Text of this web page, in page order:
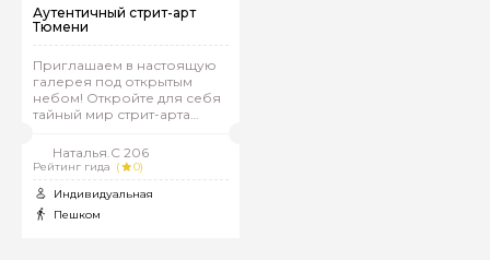
Аутентичный стрит-арт
Тюмени
Приглашаем в настоящую
галерея под открытым
небом! Откройте для себя
тайный мир стрит-арта
Наталья.С 206
Рейтинг гида (
0)
Индивидуальная
Пешком